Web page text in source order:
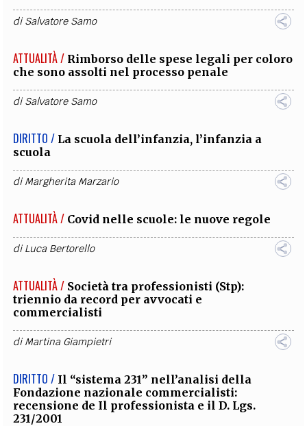
diSalvatore Samo
ATTUALITÀ / Rimborso delle spese legali per coloro
che sono assolti nel processo penale
diSalvatore Samo
DIRITTO / La scuola dell’infanzia, l’infanzia a
scuola
diMargherita Marzario
ATTUALITÀ / Covid nelle scuole: le nuove regole
diLuca Bertorello
ATTUALITÀ / Società tra professionisti (Stp):
triennio da record per avvocati e
commercialisti
diMartina Giampietri
DIRITTO / Il “sistema 231” nell’analisi della
Fondazione nazionale commercialisti:
recensione de Il professionista e il D. Lgs.
231/2001